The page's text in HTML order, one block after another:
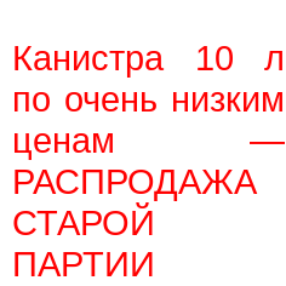
Канистра 10 л
по очень низким
ценам —
РАСПРОДАЖА
СТАРОЙ
ПАРТИИ